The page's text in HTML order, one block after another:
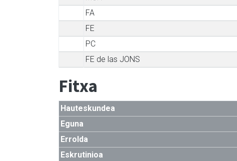
FA
FE
PC
FE de las JONS
Fitxa
Hauteskundea
Eguna
Errolda
Eskrutinioa